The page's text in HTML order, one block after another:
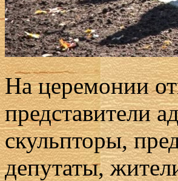
На церемонии
представители
скульпторы,
депутаты,